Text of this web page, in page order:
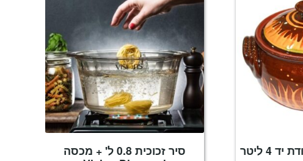
סיר חרס עמוק עבודת יד 4 ליטר
סיר זכוכית 0.8 ל' + מכסה